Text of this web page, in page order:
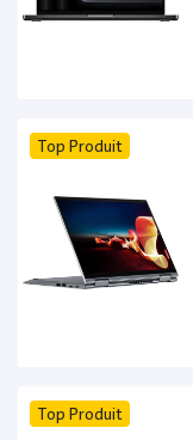
Top Produit
Top Produit